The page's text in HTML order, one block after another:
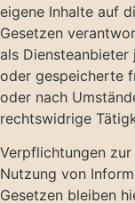
eigene Inhalte auf
Gesetzen
als
oder gespeicherte
oder nach
rechtswidrige
Verpflichtungen
Nutzung von
Gesetzen bleiben